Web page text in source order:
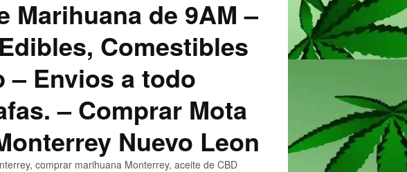
Marihuana de 9AM –
Comestibles
– Envios a todo
– Comprar Mota
Nuevo Leon
comprar marihuana Monterrey, aceite de CBD